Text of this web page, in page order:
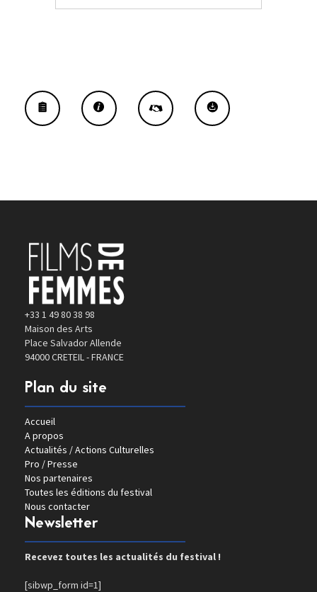
+33 1 49 80 38 98
Maison des Arts
Place Salvador Allende
94000 CRETEIL - FRANCE
Plan du site
Accueil
A propos
Actualités / Actions Culturelles
Pro / Presse
Nos partenaires
Toutes les éditions du festival
Nous contacter
Newsletter
Recevez toutes les actualités du festival !
[sibwp_form id=1]